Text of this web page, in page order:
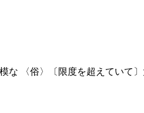
な 〈俗〉〔限度を超えてい